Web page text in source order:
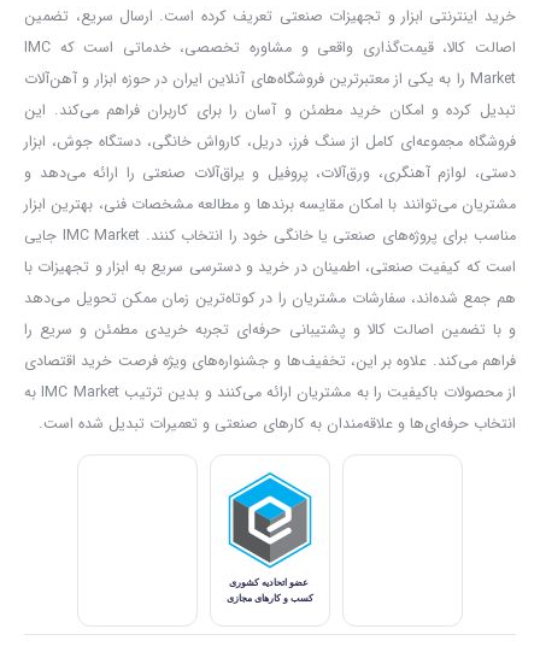
لیزری کنزاکس بروید که برد بیشتری دارند.
متر ليزری 50 متری با قابليت
شارژباطری 1250 کنزاکس یک متر لیزری حرفه‌ای و با دقت بسیار بالاست
که در عین حال از دوام فوق‌العاده‌ای برخوردار بوده و می‌تواند طول عمری
طولانی داشته باشد.
پیش از هر چیز باید بدانید که این محصول قابل‌شارژ است و شما خواهید
توانست باتری‌های نیم قلمی 1.2 ولتی موجود در بسته این متر لیزری را
شارژ کنید و به تعویض باتری مداوم دچار نشوید.
باتری‌ها، 6000 برداشت را انجام دهید. سیستم خاموشی خودکار نیز به
افزایش عمر باتری‌ها کمک می‌کنداین سیستم به نحوی عمل می کند که در
صورتی که از آن استفاده نکنید پس از 30 ثانیه لیزر خاموش شده و بعد از
180 ثانیه دستگاه به طور کلی خاموش می‌شود
لیزر استفاده شده در این محصول از نوع کلاس
خطاهای انسانی در هنگام انجام محاسبات نیز یک شتاب‌سنج کارآمد در آن
طراحی شده که عمل تشخیص حرکت و توقف متر در هنگام اندازه‌گیری را
انجام می‌دهد.
خرید اینترنتی ابزار و تجهیزات صنعتی تعریف کرده است. ارسال سریع، تضمین
اصالت کالا، قیمت‌گذاری واقعی و مشاوره تخصصی، خدماتی است که IMC
Market را به یکی از معتبرترین فروشگاه‌های آنلاین ایران در حوزه ابزار و آهن‌آلات
تبدیل کرده و امکان خرید مطمئن و آسان را برای کاربران فراهم می‌کند. این
فروشگاه مجموعه‌ای کامل از سنگ فرز، دریل، کارواش خانگی، دستگاه جوش، ابزار
دستی، لوازم آهنگری، ورق‌آلات، پروفیل و یراق‌آلات صنعتی را ارائه می‌دهد و
مشتریان می‌توانند با امکان مقایسه برندها و مطالعه مشخصات فنی، بهترین ابزار
مناسب برای پروژه‌های صنعتی یا خانگی خود را انتخاب کنند. IMC Market جایی
است که کیفیت صنعتی، اطمینان در خرید و دسترسی سریع به ابزار و تجهیزات با
هم جمع شده‌اند، سفارشات مشتریان را در کوتاه‌ترین زمان ممکن تحویل می‌دهد
و با تضمین اصالت کالا و پشتیبانی حرفه‌ای تجربه خریدی مطمئن و سریع را
فراهم می‌کند. علاوه بر این، تخفیف‌ها و جشنواره‌های ویژه فرصت خرید اقتصادی
از محصولات باکیفیت را به مشتریان ارائه می‌کنند و بدین ترتیب IMC Market به
انتخاب حرفه‌ای‌ها و علاقه‌مندان به کارهای صنعتی و تعمیرات تبدیل شده است.